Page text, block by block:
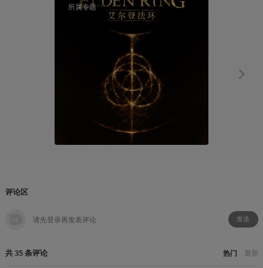
所属专题
太屎了
评论区
发送
共35条评论 热门 最新